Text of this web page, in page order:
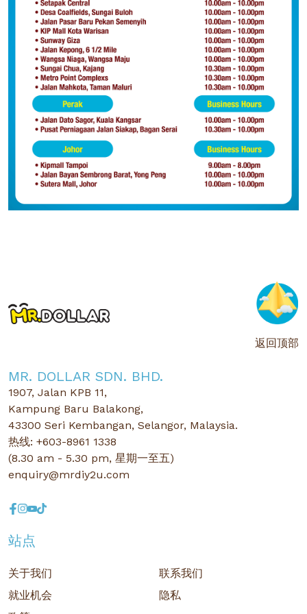
返回顶部
MR. DOLLAR SDN. BHD.
1907, Jalan KPB 11,
Kampung Baru Balakong,
43300 Seri Kembangan, Selangor, Malaysia.
热线: +603-8961 1338
(8.30 am - 5.30 pm, 星期一至五)
enquiry@mrdiy2u.com
站点
关于我们
联系我们
就业机会
隐私